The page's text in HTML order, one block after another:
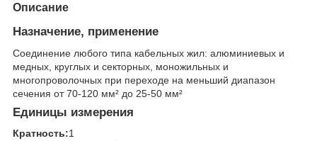
Описание
Назначение, применение
Соединение любого типа кабельных жил: алюминиевых и
медных, круглых и секторных, моножильных и
многопроволочных при переходе на меньший диапазон
сечения от 70-120 мм² до 25-50 мм²
Единицы измерения
Кратность:1